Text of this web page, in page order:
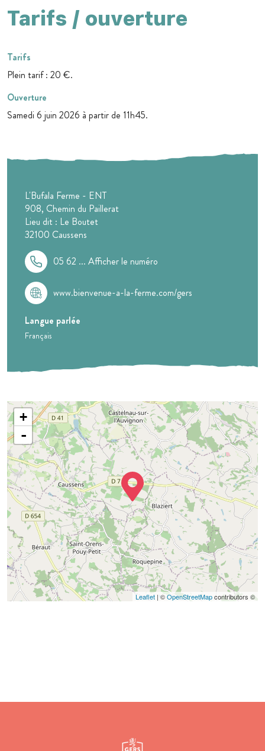
Tarifs / ouverture
Tarifs
Plein tarif : 20 €.
Ouverture
Samedi 6 juin 2026 à partir de 11h45.
L'Bufala Ferme - ENT
908, Chemin du Paillerat
Lieu dit : Le Boutet
32100 Caussens
05 62 ... Afficher le numéro
www.bienvenue-a-la-ferme.com/gers
Langue parlée
Français
+
-
Leaflet | ©OpenStreetMapcontributors ©